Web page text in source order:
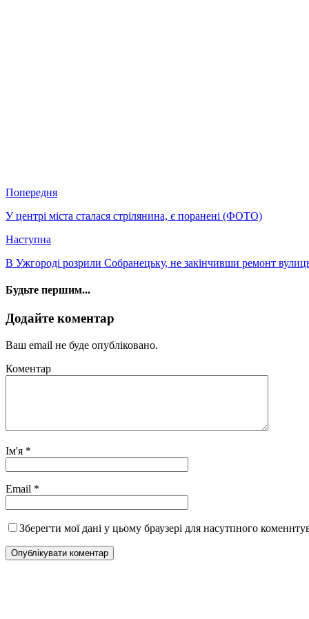
Попередня
У центрі міста сталася стрілянина, є поранені (ФОТО)
Наступна
В Ужгороді розрили Собранецьку, не закінчивши ремонт
Будьте першим...
Додайте коментар
Ваш email не буде опубліковано.
Коментар
Ім'я *
Email *
Зберегти мої дані у цьому браузері для насутпного